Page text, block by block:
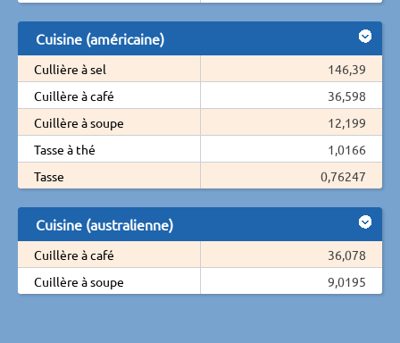
Cuisine (américaine)
Cullière à sel
146,39
Cuillère à café
36,598
Cuillère à soupe
12,199
Tasse à thé
1,0166
Tasse
0,76247
Cuisine (australienne)
Cuillère à café
36,078
Cuillère à soupe
9,0195